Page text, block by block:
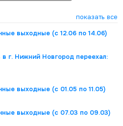
показать все
выходные (с 12.06 по 14.06)
г. Нижний Новгород переехал:
выходные (с 01.05 по 11.05)
выходные (с 07.03 по 09.03)